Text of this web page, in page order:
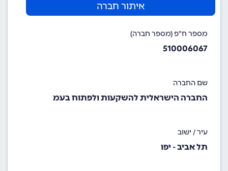
איתור חברה
מספר ח"פ (מספר חברה)
510006067
שם החברה
החברה הישראלית להשקעות ולפתוח בעמ
עיר / ישוב
תל אביב - יפו